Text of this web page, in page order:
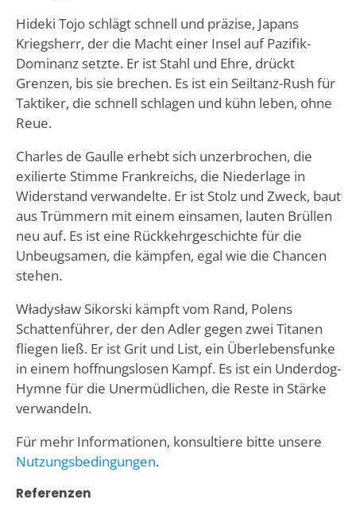
Hideki Tojo schlägt schnell und präzise, Japans
Kriegsherr, der die Macht einer Insel auf Pazifik-
Dominanz setzte. Er ist Stahl und Ehre, drückt
Grenzen, bis sie brechen. Es ist ein Seiltanz-Rush für
Taktiker, die schnell schlagen und kühn leben, ohne
Reue.
Charles de Gaulle erhebt sich unzerbrochen, die
exilierte Stimme Frankreichs, die Niederlage in
Widerstand verwandelte. Er ist Stolz und Zweck, baut
aus Trümmern mit einem einsamen, lauten Brüllen
neu auf. Es ist eine Rückkehrgeschichte für die
Unbeugsamen, die kämpfen, egal wie die Chancen
stehen.
Władysław Sikorski kämpft vom Rand, Polens
Schattenführer, der den Adler gegen zwei Titanen
fliegen ließ. Er ist Grit und List, ein Überlebensfunke
in einem hoffnungslosen Kampf. Es ist ein Underdog-
Hymne für die Unermüdlichen, die Reste in Stärke
verwandeln.
Für mehr Informationen, konsultiere bitte unsere
Nutzungsbedingungen.
Referenzen